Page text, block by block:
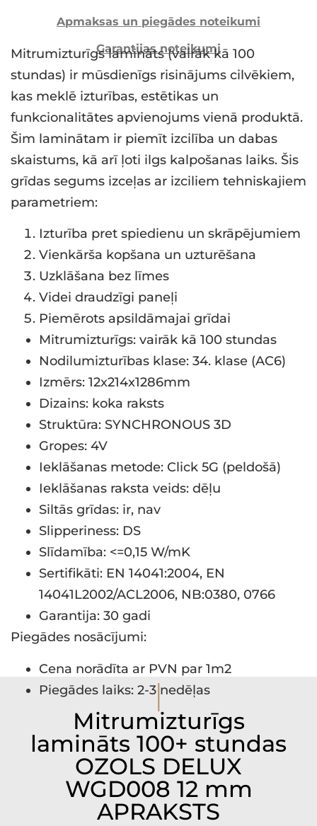
Apmaksas un piegādes noteikumi
Garantijas noteikumi
Mitrumizturīgs lamināts (vairāk kā 100
stundas) ir mūsdienīgs risinājums cilvēkiem,
kas meklē izturības, estētikas un
funkcionalitātes apvienojums vienā produktā.
Šim laminātam ir piemīt izcilība un dabas
skaistums, kā arī ļoti ilgs kalpošanas laiks. Šis
grīdas segums izceļas ar izciliem tehniskajiem
parametriem:
Izturība pret spiedienu un skrāpējumiem
Vienkārša kopšana un uzturēšana
Uzklāšana bez līmes
Videi draudzīgi paneļi
Piemērots apsildāmajai grīdai
Mitrumizturīgs: vairāk kā 100 stundas
Nodilumizturības klase: 34. klase (AC6)
Izmērs: 12x214x1286mm
Dizains: koka raksts
Struktūra: SYNCHRONOUS 3D
Gropes: 4V
Ieklāšanas metode: Click 5G (peldošā)
Ieklāšanas raksta veids: dēļu
Siltās grīdas: ir, nav
Slipperiness: DS
Slīdamība: <=0,15 W/mK
Sertifikāti: EN 14041:2004, EN
14041L2002/ACL2006, NB:0380, 0766
Garantija: 30 gadi
Piegādes nosācījumi:
Cena norādīta ar PVN par 1m2
Piegādes laiks: 2-3 nedēļas
I
Mitrumizturīgs
lamināts 100+ stundas
OZOLS DELUX
WGD008 12 mm
APRAKSTS